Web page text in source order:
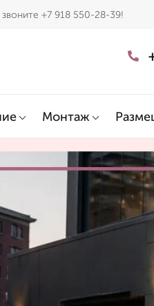
+7 918 550-28-39!
Монтаж